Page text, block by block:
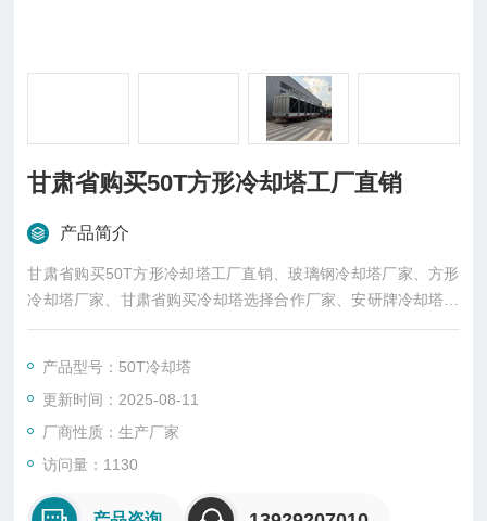
甘肃省购买50T方形冷却塔工厂直销
产品简介
甘肃省购买50T方形冷却塔工厂直销、玻璃钢冷却塔厂家、方形
冷却塔厂家、甘肃省购买冷却塔选择合作厂家、安研牌冷却塔厂
家、LRT-50T冷却塔厂家、东莞市菱兴冷却设备有限公司生产，
产品型号：50T冷却塔
更新时间：2025-08-11
厂商性质：生产厂家
访问量：1130